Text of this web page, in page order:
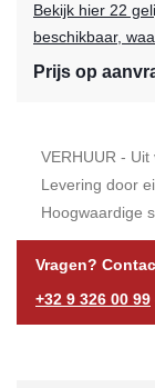
Bekijk hier 22
beschikbaar,
Prijs op
VERHUUR -
Levering door
Hoogwaardige
Vragen?
+32 9 326 00 99